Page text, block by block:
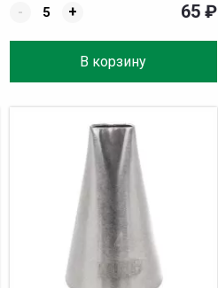
-
+
В корзину
65 ₽